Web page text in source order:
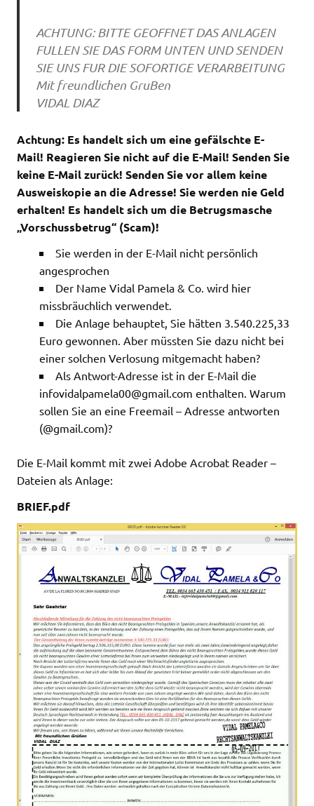
ACHTUNG: BITTE GEOFFNET DAS ANLAGEN
FULLEN SIE DAS FORM UNTEN UND SENDEN
SIE UNS FUR DIE SOFORTIGE VERARBEITUNG
Mit freundlichen GruBen
VIDAL DIAZ
Achtung: Es handelt sich um eine gefälschte E-
Mail! Reagieren Sie nicht auf die E-Mail! Senden Sie
keine E-Mail zurück! Senden Sie vor allem keine
Ausweiskopie an die Adresse! Sie werden nie Geld
erhalten! Es handelt sich um die Betrugsmasche
„Vorschussbetrug“ (Scam)!
Sie werden in der E-Mail nicht persönlich
angesprochen
Der Name Vidal Pamela & Co. wird hier
missbräuchlich verwendet.
Die Anlage behauptet, Sie hätten 3.540.225,33
Euro gewonnen. Aber müssten Sie dazu nicht bei
einer solchen Verlosung mitgemacht haben?
Als Antwort-Adresse ist in der E-Mail die
infovidalpamela00@gmail.com enthalten. Warum
sollen Sie an eine Freemail – Adresse antworten
(@gmail.com)?
Die E-Mail kommt mit zwei Adobe Acrobat Reader –
Dateien als Anlage:
BRIEF.pdf